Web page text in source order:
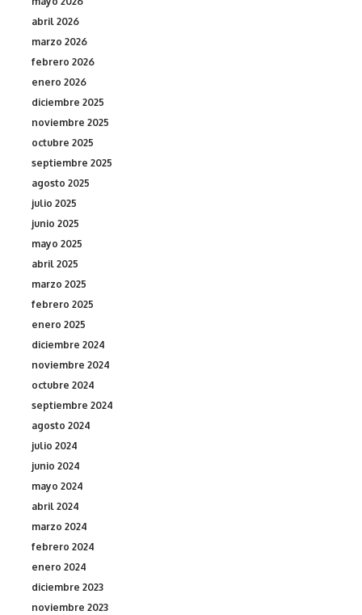
abril 2026
marzo 2026
febrero 2026
enero 2026
diciembre 2025
noviembre 2025
octubre 2025
septiembre 2025
agosto 2025
julio 2025
junio 2025
mayo 2025
abril 2025
marzo 2025
febrero 2025
enero 2025
diciembre 2024
noviembre 2024
octubre 2024
septiembre 2024
agosto 2024
julio 2024
junio 2024
mayo 2024
abril 2024
marzo 2024
febrero 2024
enero 2024
diciembre 2023
noviembre 2023